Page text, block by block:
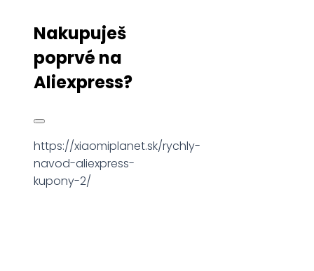
Nakupuješ
poprvé na
Aliexpress?
https://xiaomiplanet.sk/rychly-
navod-aliexpress-
kupony-2/